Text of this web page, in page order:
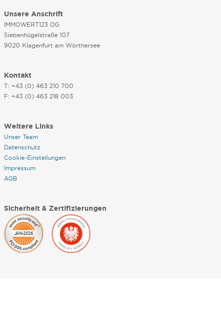
Unsere Anschrift
IMMOWERT123 OG
Siebenhügelstraße 107
9020 Klagenfurt am Wörthersee
Kontakt
T: +43 (0) 463 210 700
F: +43 (0) 463 218 003
Weitere Links
Unser Team
Datenschutz
Cookie-Einstellungen
Impressum
AGB
Sicherheit & Zertifizierungen